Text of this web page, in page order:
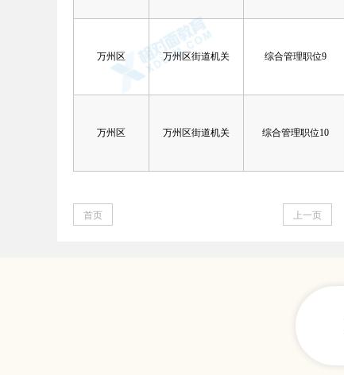
万州区 万州区街道机关 综合管理职位9
万州区 万州区街道机关 综合管理职位10
首页 上一页